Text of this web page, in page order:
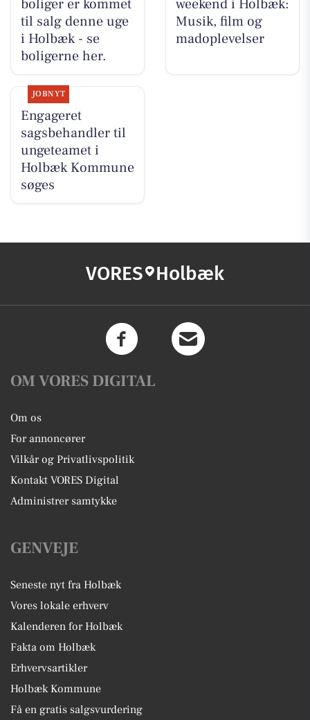
boliger er kommet
til salg denne uge
i Holbæk - se
boligerne her.
weekend i Holbæk:
Musik, film og
madoplevelser
JOBNYT
Engageret
sagsbehandler til
ungeteamet i
Holbæk Kommune
søges
VORES Holbæk
OM VORES DIGITAL
Om os
For annoncører
Vilkår og Privatlivspolitik
Kontakt VORES Digital
Administrer samtykke
GENVEJE
Seneste nyt fra Holbæk
Vores lokale erhverv
Kalenderen for Holbæk
Fakta om Holbæk
Erhvervsartikler
Holbæk Kommune
Få en gratis salgsvurdering